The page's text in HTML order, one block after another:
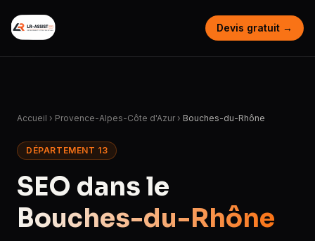
Devis gratuit →
Accueil › Provence-Alpes-Côte d'Azur› Bouches-du-Rhône
DÉPARTEMENT 13
SEO dans le
Bouches-du-Rhône